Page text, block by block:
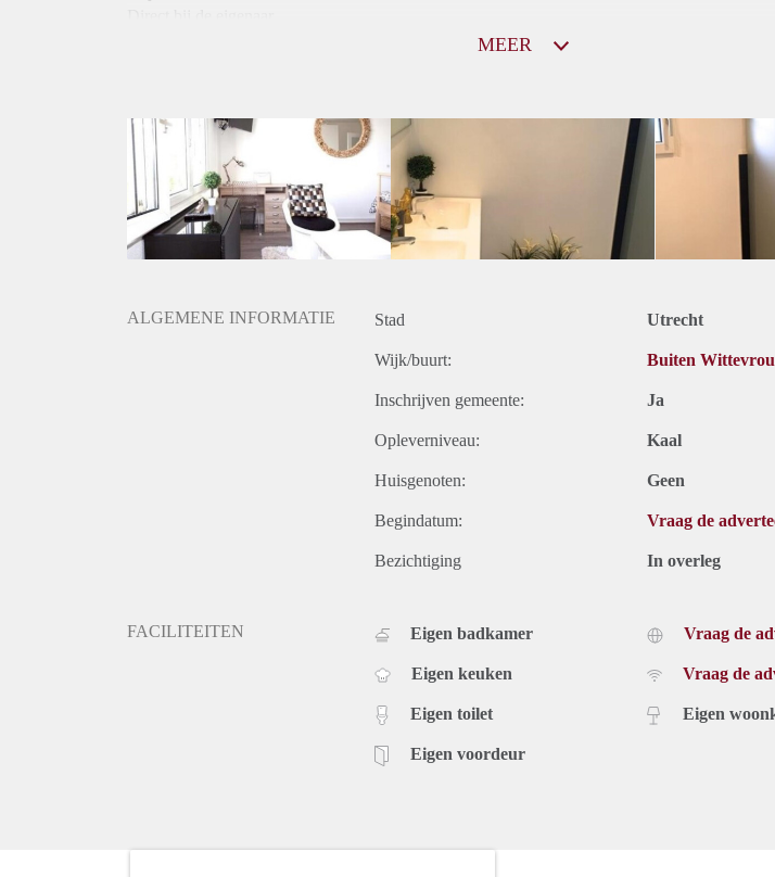
Huurtoeslag
Mogelijk
Inkomen eis
2,9 X De bruto huur
Huurtermijn
Onbepaalde termijn
MEER
ALGEMENE INFORMATIE Stad Utrecht
Wijk/buurt: Buiten
Inschrijven gemeente: Ja
Opleverniveau: Kaal
Huisgenoten: Geen
Begindatum: Vraag de
Bezichtiging In overleg
FACILITEITEN Eigen badkamer
Eigen keuken
Eigen toilet
Eigen voordeur
Vraag de
Vraag de
Eigen